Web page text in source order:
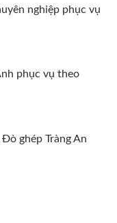
nghiệp phục vụ
phục vụ theo
ghép Tràng An